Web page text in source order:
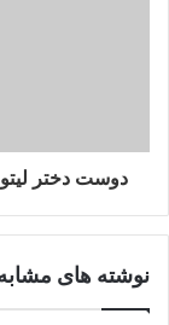
دوست دختر
نوشته های